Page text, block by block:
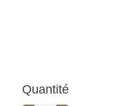
Quantité